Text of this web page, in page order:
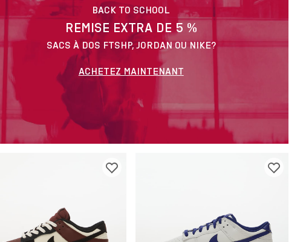
BACK TO SCHOOL
REMISE EXTRA DE 5 %
SACS À DOS FTSHP, JORDAN OU NIKE?
ACHETEZ MAINTENANT